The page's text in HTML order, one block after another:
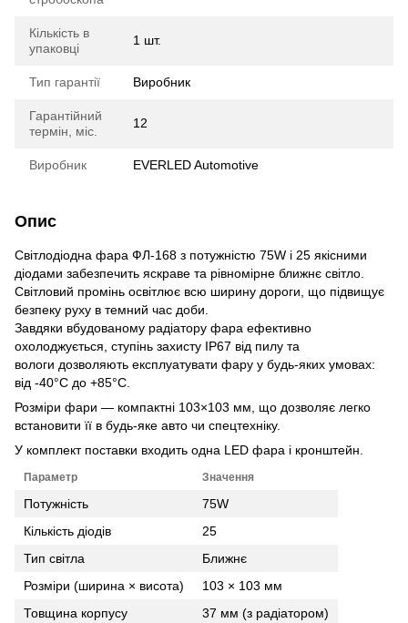
Кількість в
упаковці
1 шт.
Тип гарантії Виробник
Гарантійний
термін, міс.
12
Виробник EVERLED Automotive
Опис
Світлодіодна фара ФЛ-168 з потужністю 75W і 25 якісними
діодами забезпечить яскраве та рівномірне ближнє світло.
Світловий промінь освітлює всю ширину дороги, що підвищує
безпеку руху в темний час доби.
Завдяки вбудованому радіатору фара ефективно
охолоджується, ступінь захисту IP67 від пилу та
вологи дозволяють експлуатувати фару у будь-яких умовах:
від -40°C до +85°C.
Розміри фари — компактні 103×103 мм, що дозволяє легко
встановити її в будь-яке авто чи спецтехніку.
У комплект поставки входить одна LED фара і кронштейн.
Параметр Значення
Потужність
75W
Кількість діодів
25
Тип світла
Ближнє
Розміри (ширина × висота)
103 × 103 мм
Товщина корпусу
37 мм (з радіатором)